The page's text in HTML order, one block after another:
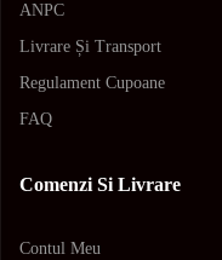
ANPC
Livrare Și Transport
Regulament Cupoane
FAQ
Comenzi Si Livrare
Contul Meu